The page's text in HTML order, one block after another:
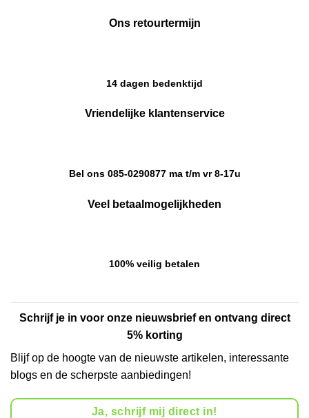
Ons retourtermijn
14 dagen bedenktijd
Vriendelijke klantenservice
Bel ons 085-0290877 ma t/m vr 8-17u
Veel betaalmogelijkheden
100% veilig betalen
Schrijf je in voor onze nieuwsbrief en ontvang direct
5% korting
Blijf op de hoogte van de nieuwste artikelen, interessante
blogs en de scherpste aanbiedingen!
Ja, schrijf mij direct in!